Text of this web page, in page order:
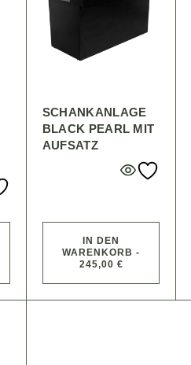
SCHANKANLAGE
BLACK PEARL MIT
AUFSATZ
IN DEN
WARENKORB -
245,00 €